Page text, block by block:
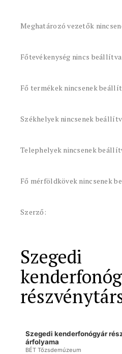
Meghatározó vezetők
Főtevékenység nincs beállítva
Fő termékek nincsenek
Székhelyek nincsenek
Telephelyek nincsenek
Fő mérföldkövek nincsenek
Szerző:
Szegedi
Szegedi kenderfonógyár
árfolyama
BÉT Tőzsdemúzeum